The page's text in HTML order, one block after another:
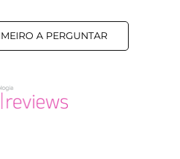
A PERGUNTAR